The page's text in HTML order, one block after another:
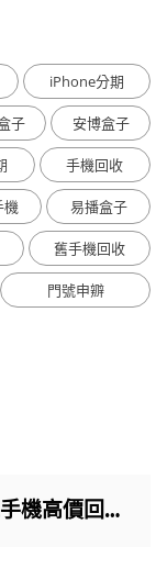
iPhone分期
子 安博盒子
手機回收
機 易播盒子
舊手機回收
門號申辧
【屏東收購手機 & iPhone】二手機高價回收，實體門市現場快速換現金！ – 艾爾巴通訊